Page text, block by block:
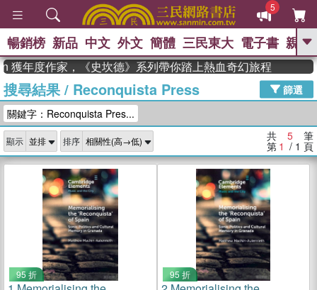
5
GO
熱搜： 東野圭吾 The Odyssey 、
如果歷史是一群喵 、 國際布克獎 臺灣
代 、 數學女孩：黎曼猜想 、 偉大的
迷走神經
暢銷榜 新品 中文 外文 簡體 三民東大 電子書 親子
年度作家，《史坎德》系列帶你踏上熱血奇幻旅程
搜尋結果/ Reconquista Press
篩選
關鍵字：Reconquista Pres...
顯示 排序 共 5 筆
第 1 / 1 頁
95 折 95 折